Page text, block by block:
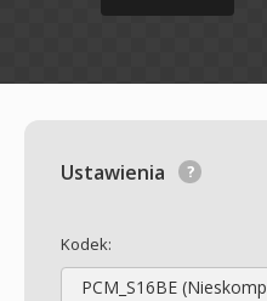
Ustawienia
Kodek:
PCM_S16BE